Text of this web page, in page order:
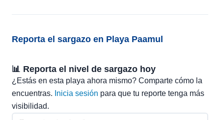
Reporta el sargazo en Playa Paamul
📊 Reporta el nivel de sargazo hoy
¿Estás en esta playa ahora mismo? Comparte cómo la
encuentras. Inicia sesión para que tu reporte tenga más
visibilidad.